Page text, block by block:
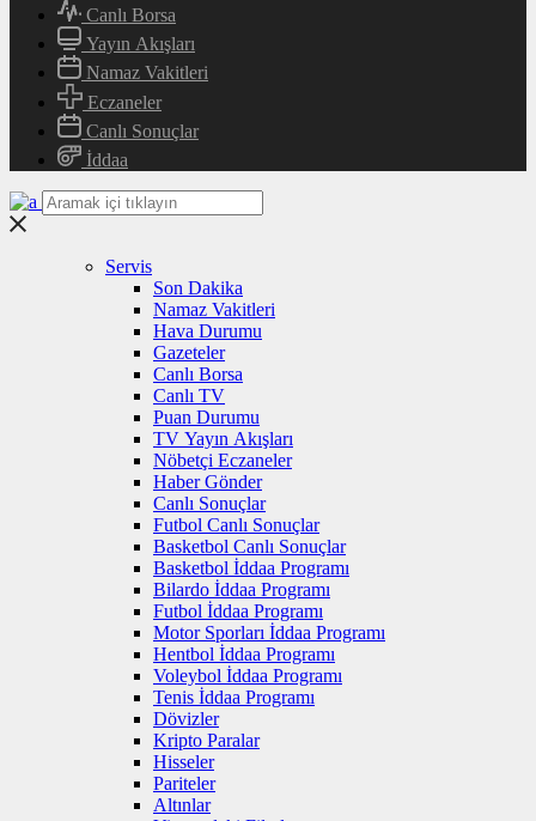
Canlı Borsa
Yayın Akışları
Namaz Vakitleri
Eczaneler
Canlı Sonuçlar
İddaa
Servis
Son Dakika
Namaz Vakitleri
Hava Durumu
Gazeteler
Canlı Borsa
Canlı TV
Puan Durumu
TV Yayın Akışları
Nöbetçi Eczaneler
Haber Gönder
Canlı Sonuçlar
Futbol Canlı Sonuçlar
Basketbol Canlı Sonuçlar
Basketbol İddaa Programı
Bilardo İddaa Programı
Futbol İddaa Programı
Motor Sporları İddaa Programı
Hentbol İddaa Programı
Voleybol İddaa Programı
Tenis İddaa Programı
Dövizler
Kripto Paralar
Hisseler
Pariteler
Altınlar